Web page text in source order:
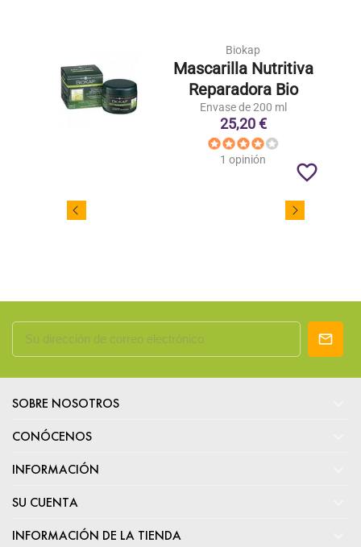
Biokap
Mascarilla Nutritiva
Reparadora Bio
Envase de 200 ml
25,20 €
1 opinión
favorite_border
SOBRE NOSOTROS
CONÓCENOS
INFORMACIÓN
SU CUENTA
INFORMACIÓN DE LA TIENDA